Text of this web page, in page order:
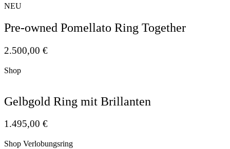
NEU
Pre-owned Pomellato Ring Together
2.500,00 €
Shop
Gelbgold Ring mit Brillanten
1.495,00 €
Shop Verlobungsring